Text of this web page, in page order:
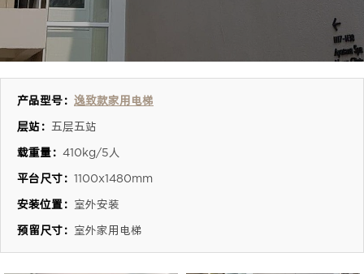
产品型号： 逸致款家用电梯
层站： 五层五站
载重量： 410kg/5人
平台尺寸： 1100x1480mm
安装位置： 室外安装
预留尺寸： 室外家用电梯